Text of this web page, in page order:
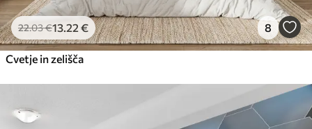
22.03€13 .22 € 8
Cvetje in zelišča